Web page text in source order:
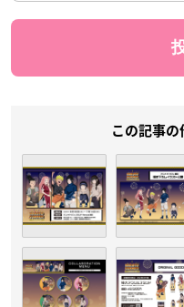
この記事の